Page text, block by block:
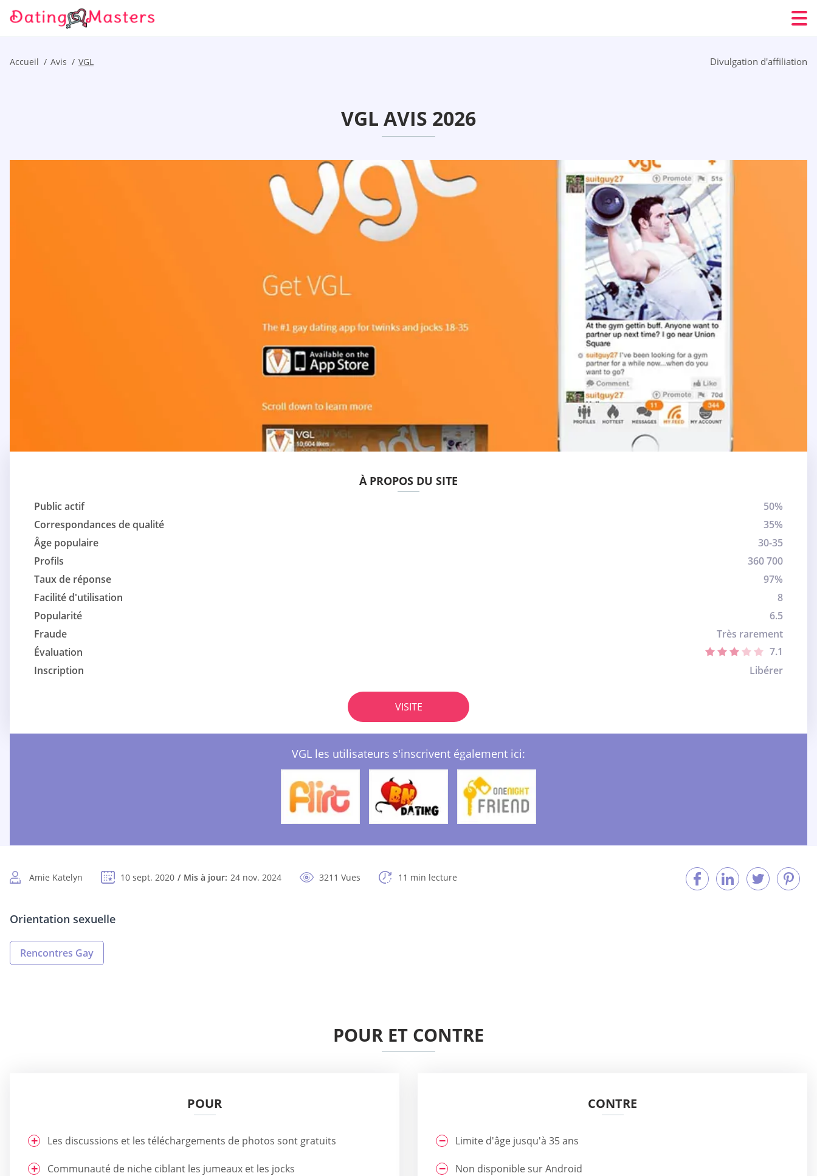
Accueil Avis VGL Divulgation d'affiliation
VGL AVIS 2026
À PROPOS DU SITE
Public actif
50%
Correspondances de qualité
35%
Âge populaire
30-35
Profils
360 700
Taux de réponse
97%
Facilité d'utilisation
8
Popularité
6.5
Fraude
Très rarement
Évaluation
7.1
Inscription
Libérer
VISITE
VGL les utilisateurs s'inscrivent également ici:
Amie Katelyn 10 sept. 2020 Mis à jour: 24 nov. 2024 3211 Vues 11 min lecture
Orientation sexuelle
Rencontres Gay
POUR ET CONTRE
POUR
Les discussions et les téléchargements de photos sont gratuits
Communauté de niche ciblant les jumeaux et les jocks
CONTRE
Limite d'âge jusqu'à 35 ans
Non disponible sur Android